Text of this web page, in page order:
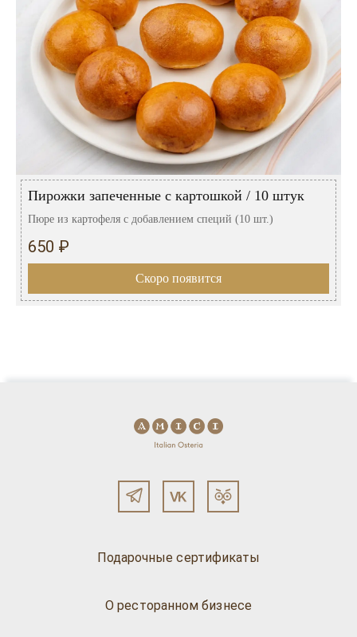
Пирожки запеченные с картошкой / 10 штук
Пюре из картофеля с добавлением специй (10 шт.)
650 ₽
Скоро появится
Подарочные сертификаты
О ресторанном бизнесе